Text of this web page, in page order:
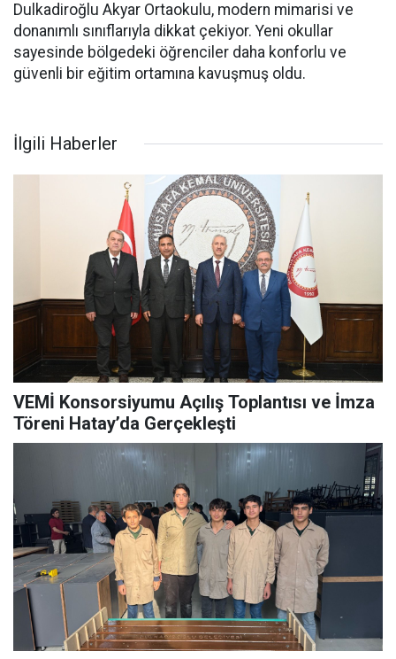
Dulkadiroğlu Akyar Ortaokulu, modern mimarisi ve
donanımlı sınıflarıyla dikkat çekiyor. Yeni okullar
sayesinde bölgedeki öğrenciler daha konforlu ve
güvenli bir eğitim ortamına kavuşmuş oldu.
İlgili Haberler
VEMİ Konsorsiyumu Açılış Toplantısı ve İmza
Töreni Hatay’da Gerçekleşti